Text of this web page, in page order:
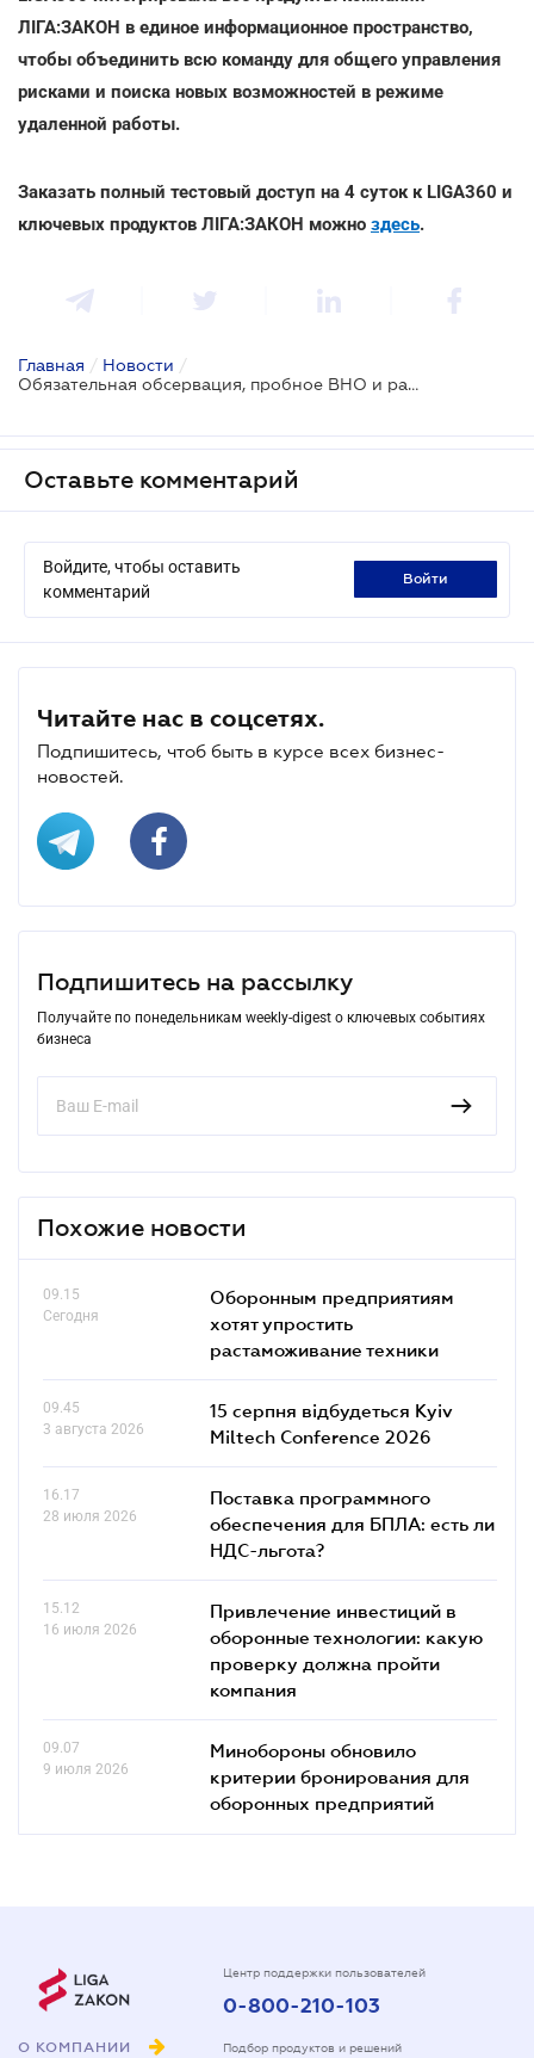
ЛІГА:ЗАКОН в единое информационное пространство,
чтобы объединить всю команду для общего управления
рисками и поиска новых возможностей в режиме
удаленной работы.
Заказать полный тестовый доступ на 4 суток к LIGA360 и
ключевых продуктов ЛІГА:ЗАКОН можно здесь.
Главная / Новости /
Обязательная обсервация, пробное ВНО и работа кинотеатров: новые карантинные ограничения
Оставьте комментарий
Войдите, чтобы оставить
комментарий
войти
Читайте нас в соцсетях.
Подпишитесь, чтоб быть в курсе всех бизнес-
новостей.
Подпишитесь на рассылку
Получайте по понедельникам weekly-digest о ключевых событиях
бизнеса
Похожие новости
09.15
Сегодня
Оборонным предприятиям
хотят упростить
растаможивание техники
09.45
3 августа 2026
15 серпня відбудеться Kyiv
Miltech Conference 2026
16.17
28 июля 2026
Поставка программного
обеспечения для БПЛА: есть ли
НДС-льгота?
15.12
16 июля 2026
Привлечение инвестиций в
оборонные технологии: какую
проверку должна пройти
компания
09.07
9 июля 2026
Минобороны обновило
критерии бронирования для
оборонных предприятий
О КОМПАНИИ
Центр поддержки пользователей
0-800-210-103
Подбор продуктов и решений